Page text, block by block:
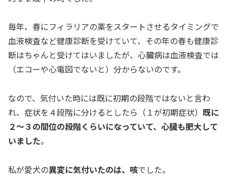
毎年、春にフィラリアの薬をスタートさせるタイミングで
血液検査など健康診断を受けていて、その年の春も健康診
断はちゃんと受けてはいましたが、心臓病は血液検査では
（エコーや心電図でないと）分からないのです。
なので、気付いた時には既に初期の段階ではないと言わ
れ、症状を４段階に分けるとしたら（１が初期症状） 既に
２～３の間位の段階くらいになっていて、心臓も肥大して
いました。
私が愛犬の異変に気付いたのは、咳でした。